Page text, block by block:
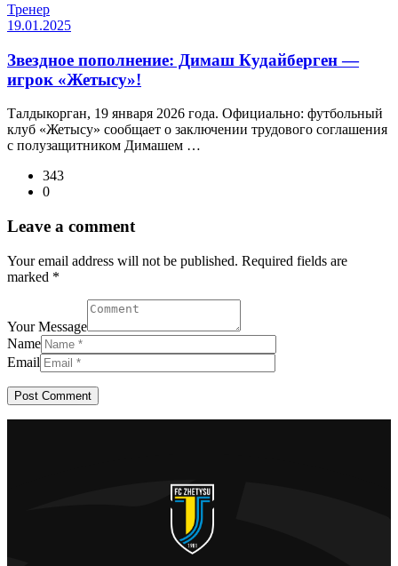
Тренер
19.01.2025
Звездное пополнение: Димаш Кудайберген —
игрок «Жетысу»!
Талдыкорган, 19 января 2026 года. Официально: футбольный
клуб «Жетысу» сообщает о заключении трудового соглашения
с полузащитником Димашем …
343
0
Leave a comment
Your email address will not be published. Required fields are
marked *
Your Message
Name
Email